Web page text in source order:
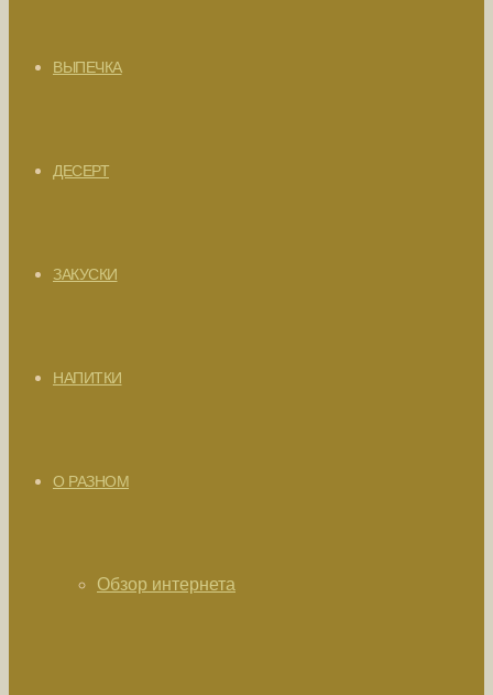
ВЫПЕЧКА
ДЕСЕРТ
ЗАКУСКИ
НАПИТКИ
О РАЗНОМ
Обзор интернета